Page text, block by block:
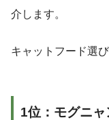
介します。
キャットフード選
1位：モグニ